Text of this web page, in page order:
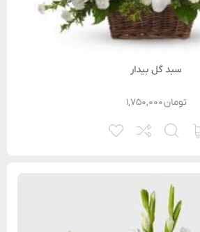
سبد گل بیدار
۱,۷۵۰,۰۰۰تومان